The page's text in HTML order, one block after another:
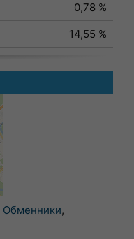
0,78 %
14,55 %
Обменники,